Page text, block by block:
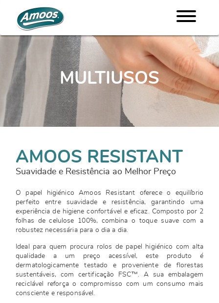
MULTIUSOS
AMOOS RESISTANT
Suavidade e Resistência ao Melhor Preço
O papel higiénico Amoos Resistant oferece o equilíbrio
perfeito entre suavidade e resistência, garantindo uma
experiência de higiene confortável e eficaz. Composto por 2
folhas de celulose 100%, combina o toque suave com a
robustez necessária para o dia a dia.
Ideal para quem procura rolos de papel higiénico com alta
qualidade a um preço acessível, este produto é
dermatologicamente testado e proveniente de florestas
sustentáveis, com certificação FSC™. A sua embalagem
reciclável reforça o compromisso com um consumo mais
consciente e responsável.